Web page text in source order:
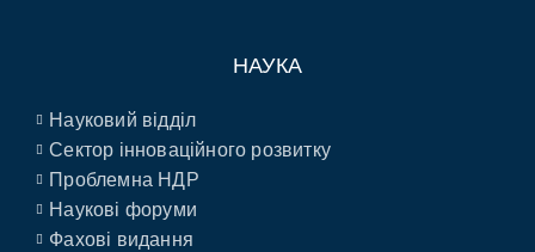
НАУКА
Науковий відділ
Сектор інноваційного розвитку
Проблемна НДР
Наукові форуми
Фахові видання